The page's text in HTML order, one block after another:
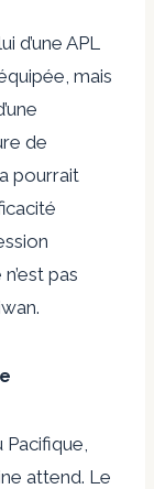
APL
mais
de
pourrait
pas
attend. Le